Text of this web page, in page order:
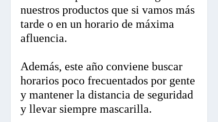
nuestros productos que si vamos más
tarde o en un horario de máxima
afluencia.
Además, este año conviene buscar
horarios poco frecuentados por gente
y mantener la distancia de seguridad
y llevar siempre mascarilla.